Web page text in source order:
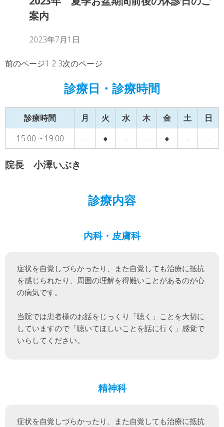
案内
2023年7月1日
前のページ1 2 3次のページ
診療日・診療時間
診療時間 月 火 水 木 金 土
日
15:00 ~ 19:00
- ● - - ● - -
院長 小澤いぶき
診療内容
内科・皮膚科
症状を自覚しづらかったり、また自覚しても治療に抵抗
を感じられたり、周囲の理解を得難いことがあるのが心
の病気です。
当院では患者様のお話をじっくり「聴く」ことを大切に
していますので「聴いてほしいことを話に行く」感覚で
いらしてください。
精神科
症状を自覚しづらかったり、また自覚しても治療に抵抗